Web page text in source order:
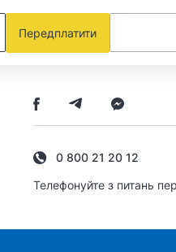
Передплатити
0 800 21 20 12
Телефонуйте з питань